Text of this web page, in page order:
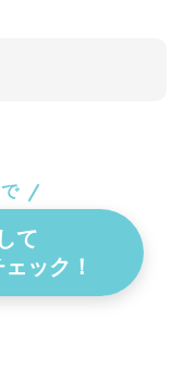
て
ック！